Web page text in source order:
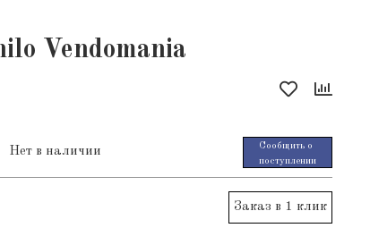
Vendomania
Нет в наличии
Сообщить о
поступлении
Заказ в 1 клик